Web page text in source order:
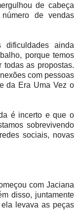
de cabeça
de vendas
ainda
porque temos
todas as propostas.
com pessoas
da Era Uma Vez o
é incerto e que o
sobrevivendo
sociais, novas
com Jaciana
disso, juntamente
levava as peças